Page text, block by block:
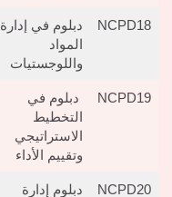
NCPD18
دبلوم في إدارة
المواد
واللوجستيات
NCPD19
دبلوم في
التخطيط
الاستراتيجي
وتقييم الأداء
NCPD20
دبلوم إدارة